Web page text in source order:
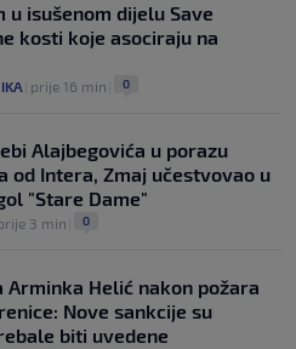
u isušenom dijelu Save
kosti koje asociraju na
prije 16 min 0
Alajbegovića u porazu
od Intera, Zmaj učestvovao u
"Stare Dame"
3 min 0
Arminka Helić nakon požara
Nove sankcije su
biti uvedene